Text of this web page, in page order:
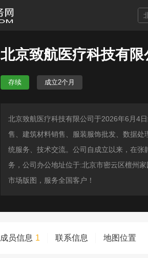
北京致航医疗科技有限
存续 成立2个月
北京致航医疗科技有限公司于2026年6月4
售、建筑材料销售、服装服饰批发、数据
统服务、技术交流。公司自成立以来，在张
务，公司办公地址位于:北京市密云区檀州
市场版图，服务全国客户！
成员信息 1 联系信息 地图位置